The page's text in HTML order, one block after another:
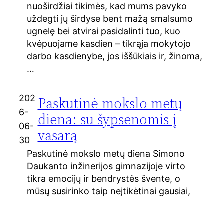
nuoširdžiai tikimės, kad mums pavyko
uždegti jų širdyse bent mažą smalsumo
ugnelę bei atvirai pasidalinti tuo, kuo
kvėpuojame kasdien – tikrąja mokytojo
darbo kasdienybe, jos iššūkiais ir, žinoma,
…
202
6-
06-
30
Paskutinė mokslo metų
diena: su šypsenomis į
vasarą
Paskutinė mokslo metų diena Simono
Daukanto inžinerijos gimnazijoje virto
tikra emocijų ir bendrystės švente, o
mūsų susirinko taip neįtikėtinai gausiai,